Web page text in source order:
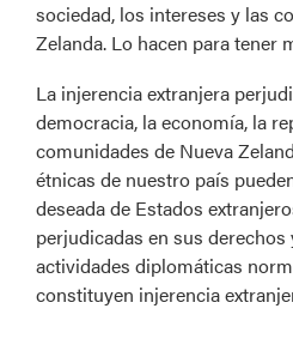
sociedad, los intereses y las
Zelanda. Lo hacen para tener
La injerencia extranjera
democracia, la economía, la
comunidades de Nueva
étnicas de nuestro país
deseada de Estados
perjudicadas en sus derechos
actividades diplomáticas
constituyen injerencia